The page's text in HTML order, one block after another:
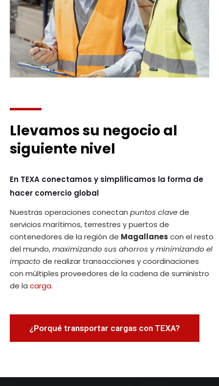
Llevamos su negocio al
siguiente nivel
En TEXA conectamos y simplificamos la forma de
hacer comercio global
Nuestras operaciones conectan puntos clavede
servicios marítimos, terrestres y puertos de
contenedores de la región de Magallanes con el resto
del mundo,maximizando sus ahorros yminimizando el
impacto de realizar transacciones y coordinaciones
con múltiples proveedores de la cadena de suministro
de la carga.
¿Porqué transportar cargas con TEXA?